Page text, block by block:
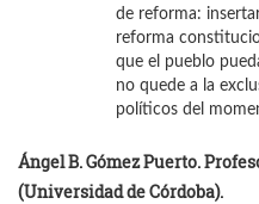
de reforma:
reforma
que el pueblo
no quede a la
políticos del
Ángel B. Gómez Puerto.
(Universidad de Córdoba).